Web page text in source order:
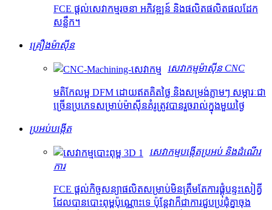
FCE ផ្តល់សេវាកម្មរចនា អភិវឌ្ឍន៍ និងផលិតផលិតផលដែក
សន្លឹក។
គ្រឿងម៉ាស៊ីន
សេវាកម្មម៉ាស៊ីន CNC
មតិកែលម្អ DFM ដោយឥតគិតថ្លៃ និងសម្រង់ភ្លាមៗ សម្ភារៈជា
ច្រើនប្រភេទសម្រាប់ម៉ាស៊ីនគំរូត្រូវបានរួចរាល់ក្នុងមួយថ្ងៃ
ប្រអប់បង្កើត
សេវាកម្មបង្កើតប្រអប់ និងដំណើរ
ការ
FCE ផ្តល់កិច្ចសន្យាផលិតសម្រាប់មិនត្រឹមតែការផ្គុំបន្ទះសៀគ្វី
ដែលបានបោះពុម្ពប៉ុណ្ណោះទេ ប៉ុន្តែវាក៏ជាការជួបប្រជុំគ្នាចុង